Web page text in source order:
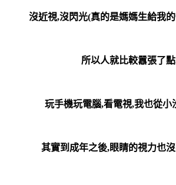
沒近視,沒閃光(真的是媽媽生給我
所以人就比較囂張了
玩手機玩電腦,看電視,我也從小
其實到成年之後,眼睛的視力也